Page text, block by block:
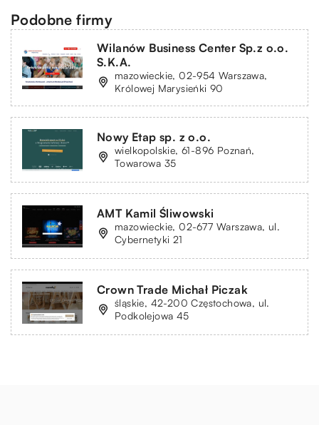
Podobne firmy
Wilanów Business Center Sp.z o.o.
S.K.A.
mazowieckie, 02-954 Warszawa,
Królowej Marysieńki 90
Nowy Etap sp. z o.o.
wielkopolskie, 61-896 Poznań,
Towarowa 35
AMT Kamil Śliwowski
mazowieckie, 02-677 Warszawa, ul.
Cybernetyki 21
Crown Trade Michał Piczak
śląskie, 42-200 Częstochowa, ul.
Podkolejowa 45